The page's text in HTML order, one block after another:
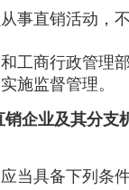
直销活动，不
商行政管理部
施监督管理。
企业及其分支
具备下列条件